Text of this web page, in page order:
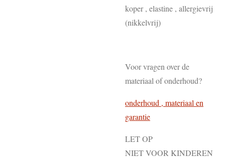
koper , elastine , allergievrij
(nikkelvrij)
Voor vragen over de
materiaal of onderhoud?
onderhoud , materiaal en
garantie
LET OP
NIET VOOR KINDEREN